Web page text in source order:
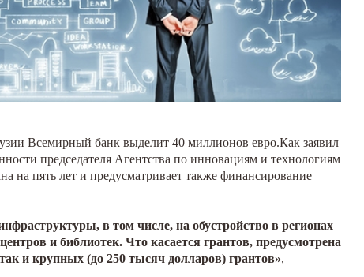
Всемирный банк выделит 40 миллионов евро.Как заявил
председателя Агентства по инновациям и технологиям
на пять лет и предусматривает также финансирование
в том числе, на обустройство в регионах
и библиотек. Что касается грантов, предусмотрена
и крупных (до 250 тысяч долларов) грантов», –